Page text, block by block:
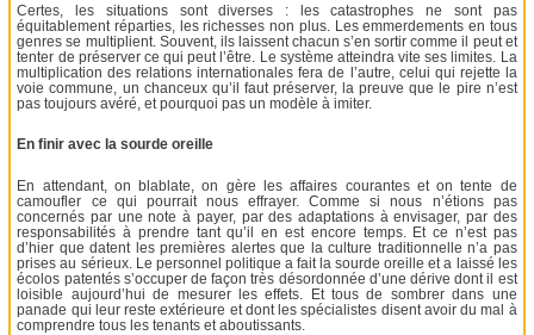
Certes, les situations sont diverses : les catastrophes ne sont pas
équitablement réparties, les richesses non plus. Les emmerdements en tous
genres se multiplient. Souvent, ils laissent chacun s’en sortir comme il peut et
tenter de préserver ce qui peut l’être. Le système atteindra vite ses limites. La
multiplication des relations internationales fera de l’autre, celui qui rejette la
voie commune, un chanceux qu’il faut préserver, la preuve que le pire n’est
pas toujours avéré, et pourquoi pas un modèle à imiter.
En finir avec la sourde oreille
En attendant, on blablate, on gère les affaires courantes et on tente de
camoufler ce qui pourrait nous effrayer. Comme si nous n’étions pas
concernés par une note à payer, par des adaptations à envisager, par des
responsabilités à prendre tant qu’il en est encore temps. Et ce n’est pas
d’hier que datent les premières alertes que la culture traditionnelle n’a pas
prises au sérieux. Le personnel politique a fait la sourde oreille et a laissé les
écolos patentés s’occuper de façon très désordonnée d’une dérive dont il est
loisible aujourd’hui de mesurer les effets. Et tous de sombrer dans une
panade qui leur reste extérieure et dont les spécialistes disent avoir du mal à
comprendre tous les tenants et aboutissants.